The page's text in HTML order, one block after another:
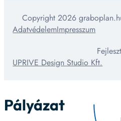
Copyright 2026
AdatvédelemImpresszum
UPRIVE Design Studio Kft.
Pályázat